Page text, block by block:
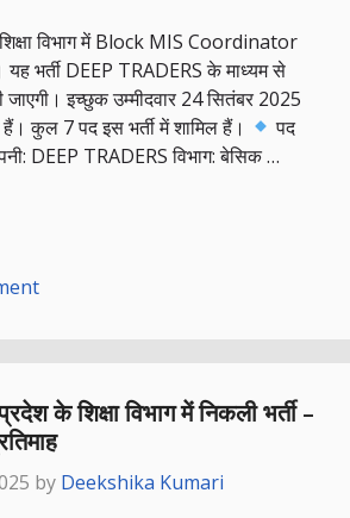
विभाग में Block MIS Coordinator
यह भर्ती DEEP TRADERS के माध्यम से
जाएगी। इच्छुक उम्मीदवार 24 सितंबर 2025
कुल 7 पद इस भर्ती में शामिल हैं।
पद
DEEP TRADERS विभाग: बेसिक …
के शिक्षा विभाग में निकली भर्ती –
by Deekshika Kumari